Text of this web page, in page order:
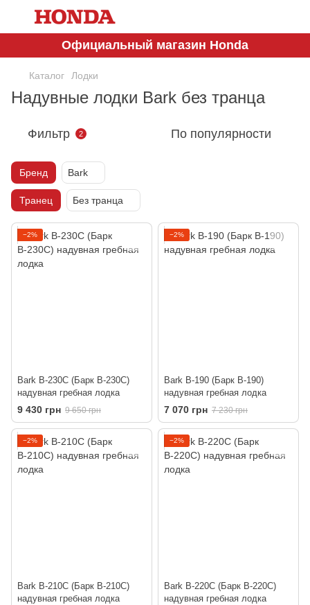
Официальный магазин Honda
Каталог Лодки
Надувные лодки Bark без транца
Фильтр 2 По популярности
Бренд Bark
Транец Без транца
−2%
Bark B-230C (Барк В-230С)
надувная гребная лодка
9 430 грн 9 650 грн
−2%
Bark B-190 (Барк В-190)
надувная гребная лодка
7 070 грн 7 230 грн
−2%
Bark B-210C (Барк В-210С)
надувная гребная лодка
−2%
Bark B-220C (Барк В-220С)
надувная гребная лодка